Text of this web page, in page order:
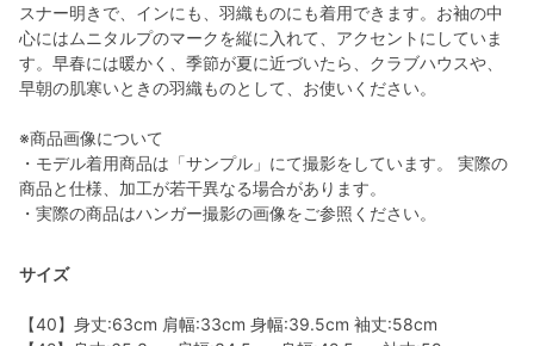
スナー明きで、インにも、羽織ものにも着用できます。お袖の中
心にはムニタルプのマークを縦に入れて、アクセントにしていま
す。早春には暖かく、季節が夏に近づいたら、クラブハウスや、
早朝の肌寒いときの羽織ものとして、お使いください。
※商品画像について
・モデル着用商品は「サンプル」にて撮影をしています。 実際の
商品と仕様、加工が若干異なる場合があります。
・実際の商品はハンガー撮影の画像をご参照ください。
サイズ
【40】身丈:63cm 肩幅:33cm 身幅:39.5cm 袖丈:58cm